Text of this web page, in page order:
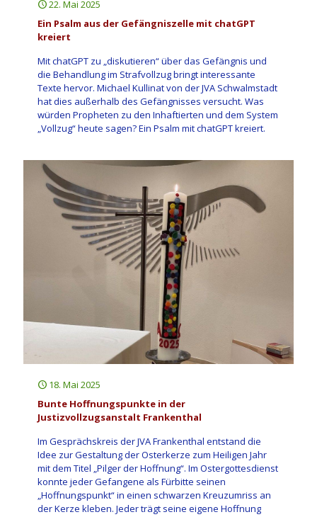
22. Mai 2025
Ein Psalm aus der Gefängniszelle mit chatGPT
kreiert
Mit chatGPT zu „diskutieren“ über das Gefängnis und
die Behandlung im Strafvollzug bringt interessante
Texte hervor. Michael Kullinat von der JVA Schwalmstadt
hat dies außerhalb des Gefängnisses versucht. Was
würden Propheten zu den Inhaftierten und dem System
„Vollzug“ heute sagen? Ein Psalm mit chatGPT kreiert.
18. Mai 2025
Bunte Hoffnungspunkte in der
Justizvollzugsanstalt Frankenthal
Im Gesprächskreis der JVA Frankenthal entstand die
Idee zur Gestaltung der Osterkerze zum Heiligen Jahr
mit dem Titel „Pilger der Hoffnung“. Im Ostergottesdienst
konnte jeder Gefangene als Fürbitte seinen
„Hoffnungspunkt“ in einen schwarzen Kreuzumriss an
der Kerze kleben. Jeder trägt seine eigene Hoffnung